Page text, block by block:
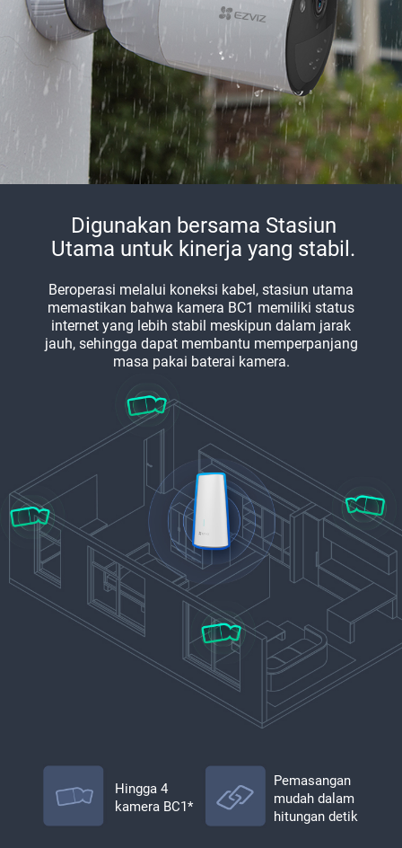
Digunakan bersama Stasiun
Utama untuk kinerja yang stabil.
Beroperasi melalui koneksi kabel, stasiun utama
memastikan bahwa kamera BC1 memiliki status
internet yang lebih stabil meskipun dalam jarak
jauh, sehingga dapat membantu memperpanjang
masa pakai baterai kamera.
Hingga 4
kamera BC1*
Pemasangan
mudah dalam
hitungan detik